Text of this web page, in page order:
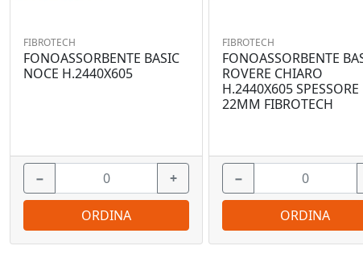
FIBROTECH
FONOASSORBENTE BASIC
NOCE H.2440X605
− +
ORDINA
FIBROTECH
FONOASSORBENTE
ROVERE CHIARO
H.2440X605 SPESSORE
22MM FIBROTECH
−
ORDINA